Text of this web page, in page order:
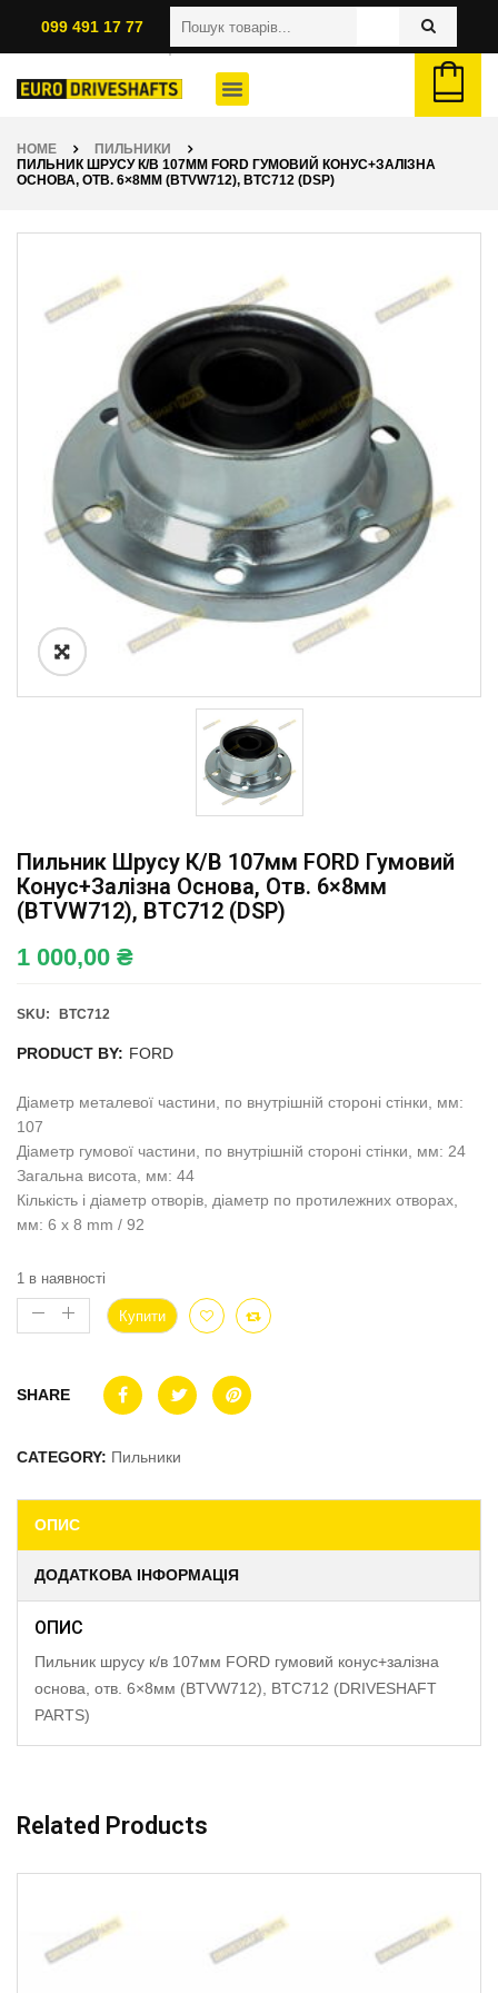
099 491 17 77
HOME
ПИЛЬНИКИ
ПИЛЬНИК ШРУСУ К/В 107ММ FORD ГУМОВИЙ КОНУС+ЗАЛІЗНА
ОСНОВА, ОТВ. 6×8ММ (BTVW712), BTC712 (DSP)
Пильник Шрусу К/в 107мм FORD Гумовий
Конус+залізна Основа, Отв. 6×8мм
(BTVW712), BTC712 (DSP)
1 000,00 ₴
SKU: BTC712
PRODUCT BY: FORD
Діаметр металевої частини, по внутрішній стороні стінки, мм:
107
Діаметр гумової частини, по внутрішній стороні стінки, мм: 24
Загальна висота, мм: 44
Кількість і діаметр отворів, діаметр по протилежних отворах,
мм: 6 x 8 mm / 92
1 в наявності
Купити
SHARE
CATEGORY: Пильники
ОПИС
ДОДАТКОВА ІНФОРМАЦІЯ
ОПИС
Пильник шрусу к/в 107мм FORD гумовий конус+залізна
основа, отв. 6×8мм (BTVW712), BTC712 (DRIVESHAFT
PARTS)
Related Products